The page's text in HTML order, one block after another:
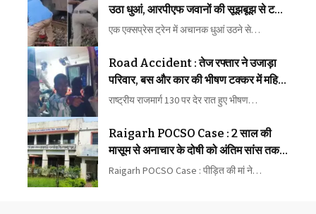
उठा धुआं, आरपीएफ जवानों की सूझबूझ से टला
बड़ा रेल हादसा
एक एक्सप्रेस ट्रेन में अचानक धुआं उठने से…
Road Accident : तेज रफ्तार ने उजाड़ा
परिवार, बस और कार की भीषण टक्कर में महिला
की मौत, कई घायल
राष्ट्रीय राजमार्ग 130 पर देर रात हुए भीषण…
Raigarh POCSO Case : 2 साल की
मासूम से अनाचार के दोषी को अंतिम सांस तक
कारावास
Raigarh POCSO Case : पीड़ित की मां ने…